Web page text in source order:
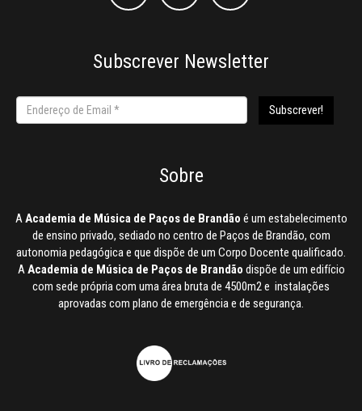
Subscrever Newsletter
Sobre
AAcademia de Música de Paços de Brandão é um estabelecimento
de ensino privado, sediado no centro de Paços de Brandão, com
autonomia pedagógica e que dispõe de um Corpo Docente qualificado.
AAcademia de Música de Paços de Brandão dispõe de um edifício
com sede própria com uma área bruta de 4500m2 e instalações
aprovadas com plano de emergência e de segurança.